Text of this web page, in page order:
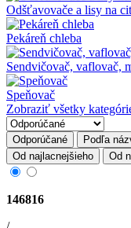
Odšťavovače a lisy na
Pekáreň chleba
Sendvičovač, vaflovač,
Speňovač
Zobraziť všetky
Odporúčané Podľa
Od najlacnejšieho
Od
146816